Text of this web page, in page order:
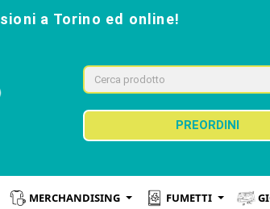
a Torino ed online!
PREORDINI
MERCHANDISING FUMETTI